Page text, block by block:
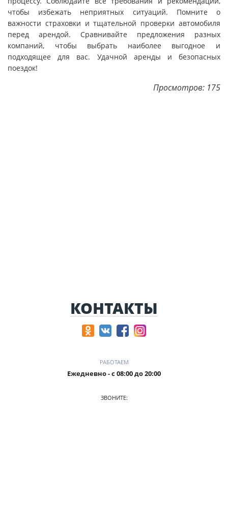
чтобы избежать неприятных ситуаций. Помните о
важности страховки и тщательной проверки автомобиля
перед арендой. Сравнивайте предложения разных
компаний, чтобы выбрать наиболее выгодное и
подходящее для вас. Удачной аренды и безопасных
поездок!
Просмотров: 175
КОНТАКТЫ
РАБОТАЕМ
Ежедневно - с 08:00 до 20:00
ЗВОНИТЕ: